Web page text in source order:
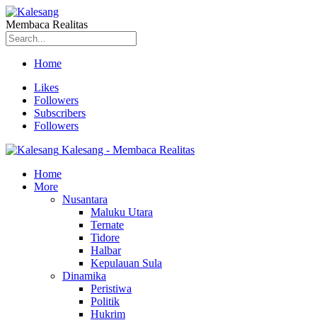
Membaca Realitas
Home
Likes
Followers
Subscribers
Followers
Kalesang - Membaca Realitas
Home
More
Nusantara
Maluku Utara
Ternate
Tidore
Halbar
Kepulauan Sula
Dinamika
Peristiwa
Politik
Hukrim